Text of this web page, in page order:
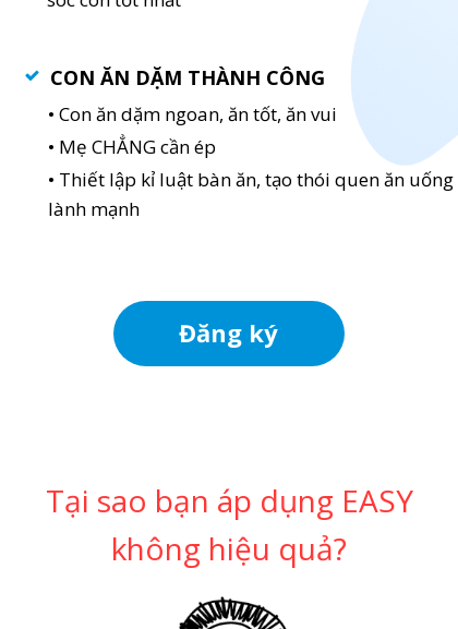
Đăng ký
CON ĂN DẶM THÀNH CÔNG
• Con ăn dặm ngoan, ăn tốt, ăn vui
• Mẹ CHẲNG cần ép
• Thiết lập kỉ luật bàn ăn, tạo thói quen ăn uống
lành mạnh
Tại sao bạn áp dụng EASY
không hiệu quả?